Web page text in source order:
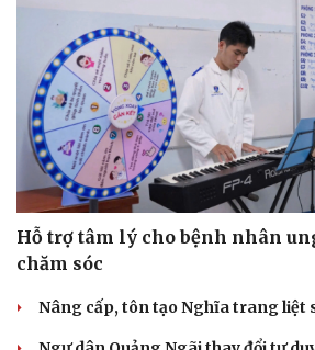
Hỗ trợ tâm lý cho bệnh nhân
chăm sóc
Nâng cấp, tôn tạo Nghĩa trang liệt